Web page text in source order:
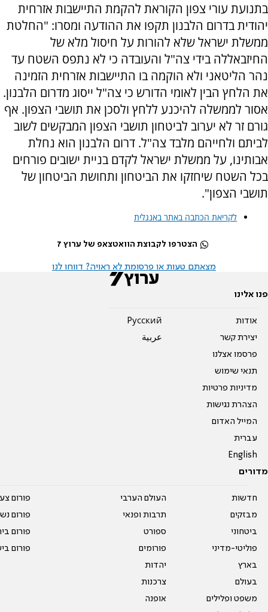
בתנועת עורי צפון הקוראת להקמת התיישבות אזרחית
יהודית בדרום הלבנון תקפו את ההודעה ומסרו: "החלטת
ממשלת ישראל שלא להורות על חיסול מלא של
החיזבאללה בידי צה"ל והעובדה כי לא נתפס השטח עד
נהר הליטאני ולא הוקמה בו התיישבות אזרחית הזמינה
את הלחץ הבין לאומי הדורש כי צה"ל ייסוג מדרום הלבנון.
אסור לממשלה להיכנע ללחץ ולסכן את תושבי הצפון. אף
גורם זר לא יערוב לביטחון תושבי הצפון המבקשים לשוב
לביתם ולחייהם מלבד צה"ל. דרום הלבנון הוא נחלת
אבותינו, על ממשלת ישראל לקדם בניית ישובים פורחים
בכל השטח שיחזקו את הביטחון ותחושת הביטחון של
תושבי הצפון".
לקריאת הכתבה באתר באנגלית
הצטרפו לקבוצת הוואטצאפ של ערוץ 7
מצאתם טעות או פרסומת לא ראויה? דווחו לנו
פנו אלינו
אודות
יצירת קשר
פרסמו אצלנו
תנאי שימוש
מדיניות פרטיות
הצהרת נגישות
המייל האדום
עברית
English
Pусский
عربية
מדורים
חדשות
מבזקים
ביטחוני
פוליטי-מדיני
בארץ
בעולם
משפט ופלילים
העולם הערבי
תרבות ופנאי
ספורט
פורומים
יהדות
צרכנות
אופנה
פורום
פורום
פורום
פורום